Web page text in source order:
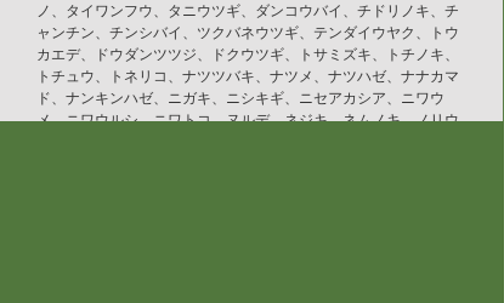
ノ、タイワンフウ、タニウツギ、ダンコウバイ、チドリノキ、チ
ャンチン、チンシバイ、ツクバネウツギ、テンダイウヤク、トウ
カエデ、ドウダンツツジ、ドクウツギ、トサミズキ、トチノキ、
トチュウ、トネリコ、ナツツバキ、ナツメ、ナツハゼ、ナナカマ
ド、ナンキンハゼ、ニガキ、ニシキギ、ニセアカシア、ニワウ
メ、ニワウルシ、ニワトコ、ヌルデ、ネジキ、ネムノキ、ノリウ